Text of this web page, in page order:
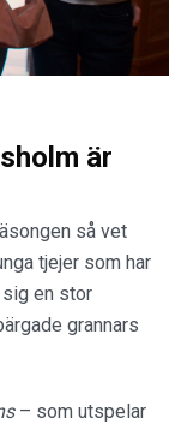
är
så vet
tjejer som har
en stor
grannars
– som utspelar